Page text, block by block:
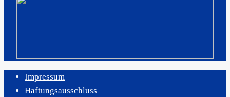
Impressum
Haftungsausschluss